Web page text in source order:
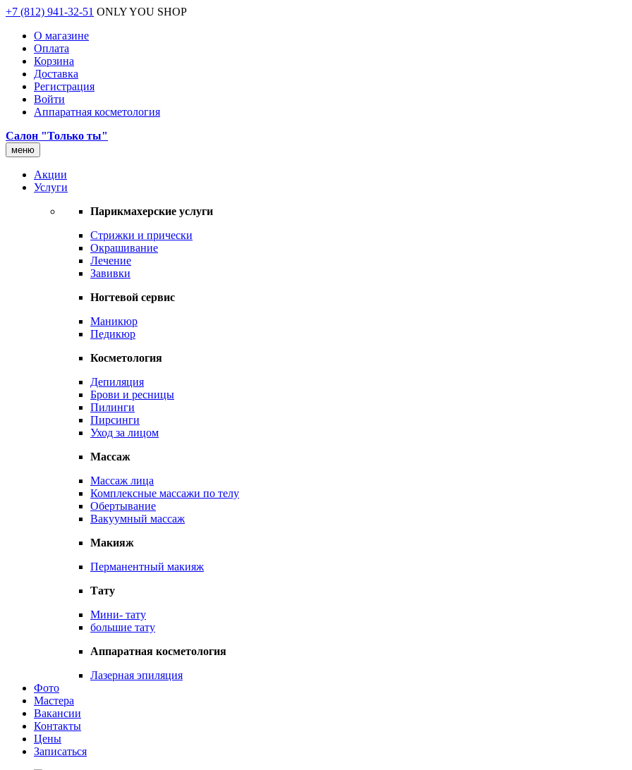
+7 (812) 941-32-51 ONLY YOU SHOP
О магазине
Оплата
Корзина
Доставка
Регистрация
Войти
Аппаратная косметология
Салон "Только ты"
меню
Акции
Услуги
Парикмахерские услуги
Стрижки и прически
Окрашивание
Лечение
Завивки
Ногтевой сервис
Маникюр
Педикюр
Косметология
Депиляция
Брови и ресницы
Пилинги
Пирсинги
Уход за лицом
Массаж
Массаж лица
Комплексные массажи по телу
Обертывание
Вакуумный массаж
Макияж
Перманентный макияж
Тату
Мини- тату
большие тату
Аппаратная косметология
Лазерная эпиляция
Фото
Мастера
Вакансии
Контакты
Цены
Записаться